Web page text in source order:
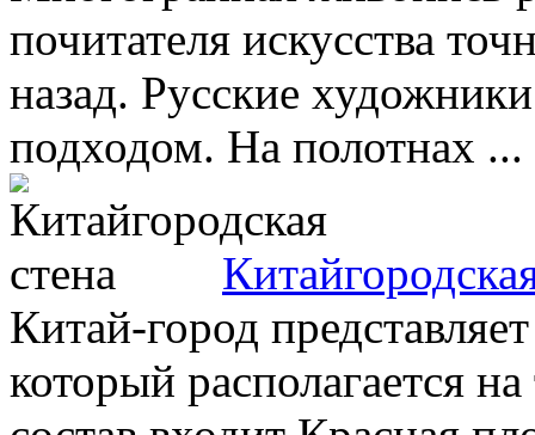
почитателя искусства
назад. Русские
подходом. На полотнах ...
Китай-город
который располагается